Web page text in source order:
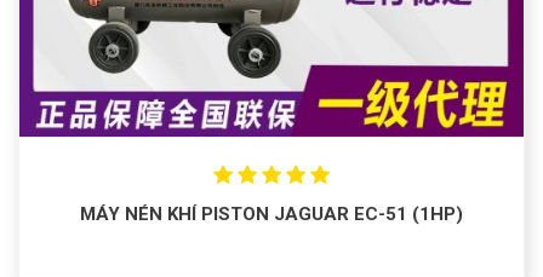
MÁY NÉN KHÍ PISTON JAGUAR EC-51 (1HP)